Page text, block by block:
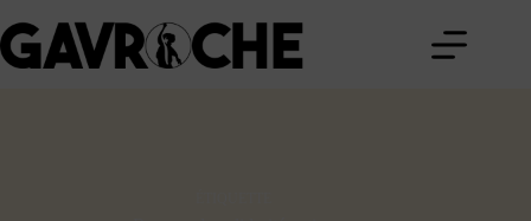
au
contenu